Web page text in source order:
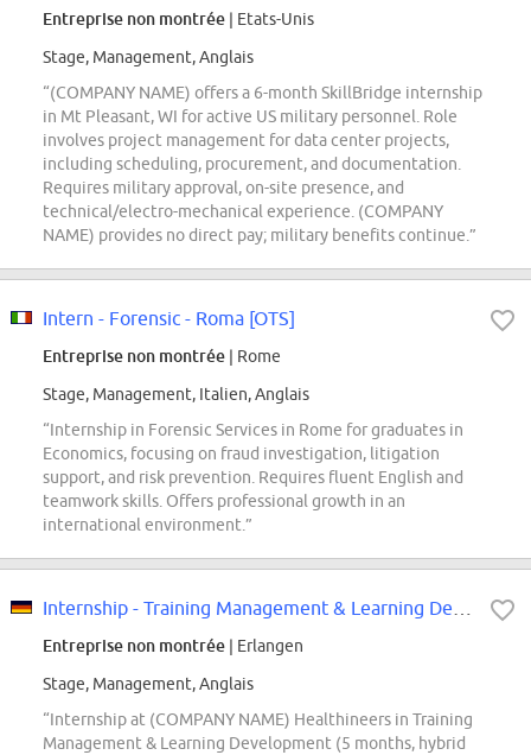
Entreprise non montrée | Etats-Unis
Stage, Management, Anglais
“(COMPANY NAME) offers a 6-month SkillBridge internship
in Mt Pleasant, WI for active US military personnel. Role
involves project management for data center projects,
including scheduling, procurement, and documentation.
Requires military approval, on-site presence, and
technical/electro-mechanical experience. (COMPANY
NAME) provides no direct pay; military benefits continue.”
Intern - Forensic - Roma [OTS]
Entreprise non montrée | Rome
Stage, Management, Italien, Anglais
“Internship in Forensic Services in Rome for graduates in
Economics, focusing on fraud investigation, litigation
support, and risk prevention. Requires fluent English and
teamwork skills. Offers professional growth in an
international environment.”
Entreprise non montrée | Erlangen
Stage, Management, Anglais
“Internship at (COMPANY NAME) Healthineers in Training
Management & Learning Development (5 months, hybrid